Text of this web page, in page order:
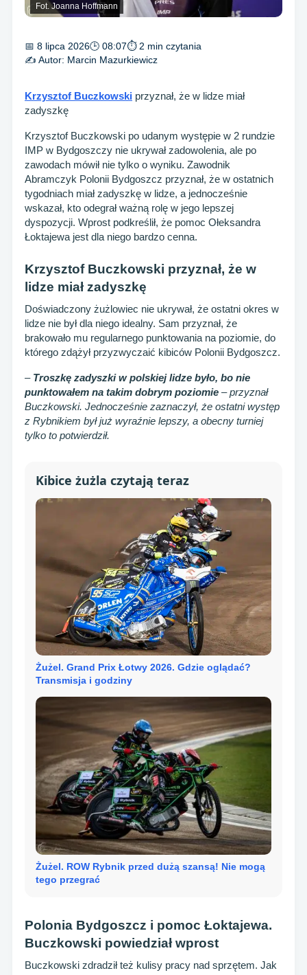
Fot. Joanna Hoffmann
📅 8 lipca 2026🕒 08:07⏱ 2 min czytania
✍️ Autor: Marcin Mazurkiewicz
Krzysztof Buczkowski przyznał, że w lidze miał
zadyszkę
Krzysztof Buczkowski po udanym występie w 2 rundzie
IMP w Bydgoszczy nie ukrywał zadowolenia, ale po
zawodach mówił nie tylko o wyniku. Zawodnik
Abramczyk Polonii Bydgoszcz przyznał, że w ostatnich
tygodniach miał zadyszkę w lidze, a jednocześnie
wskazał, kto odegrał ważną rolę w jego lepszej
dyspozycji. Wprost podkreślił, że pomoc Ołeksandra
Łoktajewa jest dla niego bardzo cenna.
Krzysztof Buczkowski przyznał, że w
lidze miał zadyszkę
Doświadczony żużlowiec nie ukrywał, że ostatni okres w
lidze nie był dla niego idealny. Sam przyznał, że
brakowało mu regularnego punktowania na poziomie, do
którego zdążył przyzwyczaić kibiców Polonii Bydgoszcz.
– Troszkę zadyszki w polskiej lidze było, bo nie
punktowałem na takim dobrym poziomie – przyznał
Buczkowski. Jednocześnie zaznaczył, że ostatni występ
z Rybnikiem był już wyraźnie lepszy, a obecny turniej
tylko to potwierdził.
Kibice żużla czytają teraz
Żużel. Grand Prix Łotwy 2026. Gdzie oglądać?
Transmisja i godziny
Żużel. ROW Rybnik przed dużą szansą! Nie mogą
tego przegrać
Polonia Bydgoszcz i pomoc Łoktajewa.
Buczkowski powiedział wprost
Buczkowski zdradził też kulisy pracy nad sprzętem. Jak